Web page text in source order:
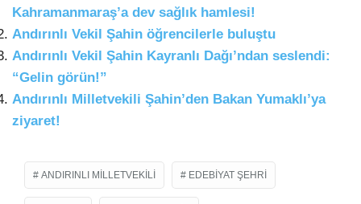
Kahramanmaraş’a dev sağlık hamlesi!
Andırınlı Vekil Şahin öğrencilerle buluştu
Andırınlı Vekil Şahin Kayranlı Dağı’ndan seslendi:
“Gelin görün!”
Andırınlı Milletvekili Şahin’den Bakan Yumaklı’ya
ziyaret!
ANDIRINLI MILLETVEKILI EDEBIYAT ŞEHRI